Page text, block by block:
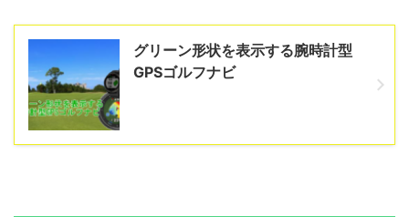
グリーン形状を表示する腕時計型
GPSゴルフナビ